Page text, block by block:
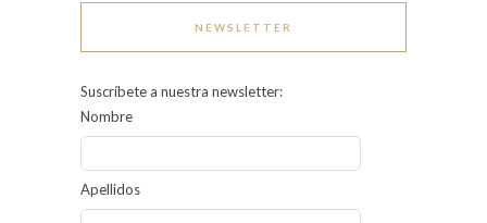
NEWSLETTER
Suscríbete a nuestra newsletter:
Nombre
Apellidos